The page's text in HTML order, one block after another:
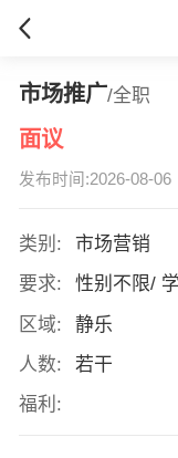
市场推广/全职
面议
发布时间:2026-08-06
类别:
市场营销
要求:
性别不限/
区域:
静乐
人数:
若干
福利: